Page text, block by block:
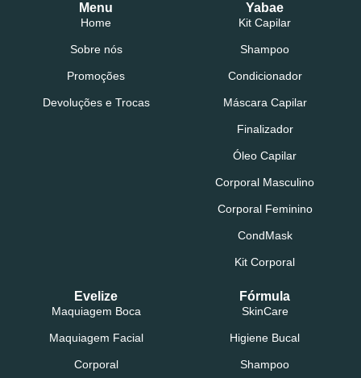
Menu
Home
Sobre nós
Promoções
Devoluções e Trocas
Yabae
Kit Capilar
Shampoo
Condicionador
Máscara Capilar
Finalizador
Óleo Capilar
Corporal Masculino
Corporal Feminino
CondMask
Kit Corporal
Evelize
Maquiagem Boca
Maquiagem Facial
Corporal
Fórmula
SkinCare
Higiene Bucal
Shampoo